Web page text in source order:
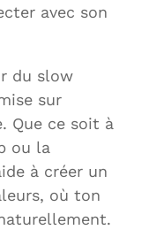
avec son
du slow
sur
Que ce soit à
ou la
à créer un
où ton